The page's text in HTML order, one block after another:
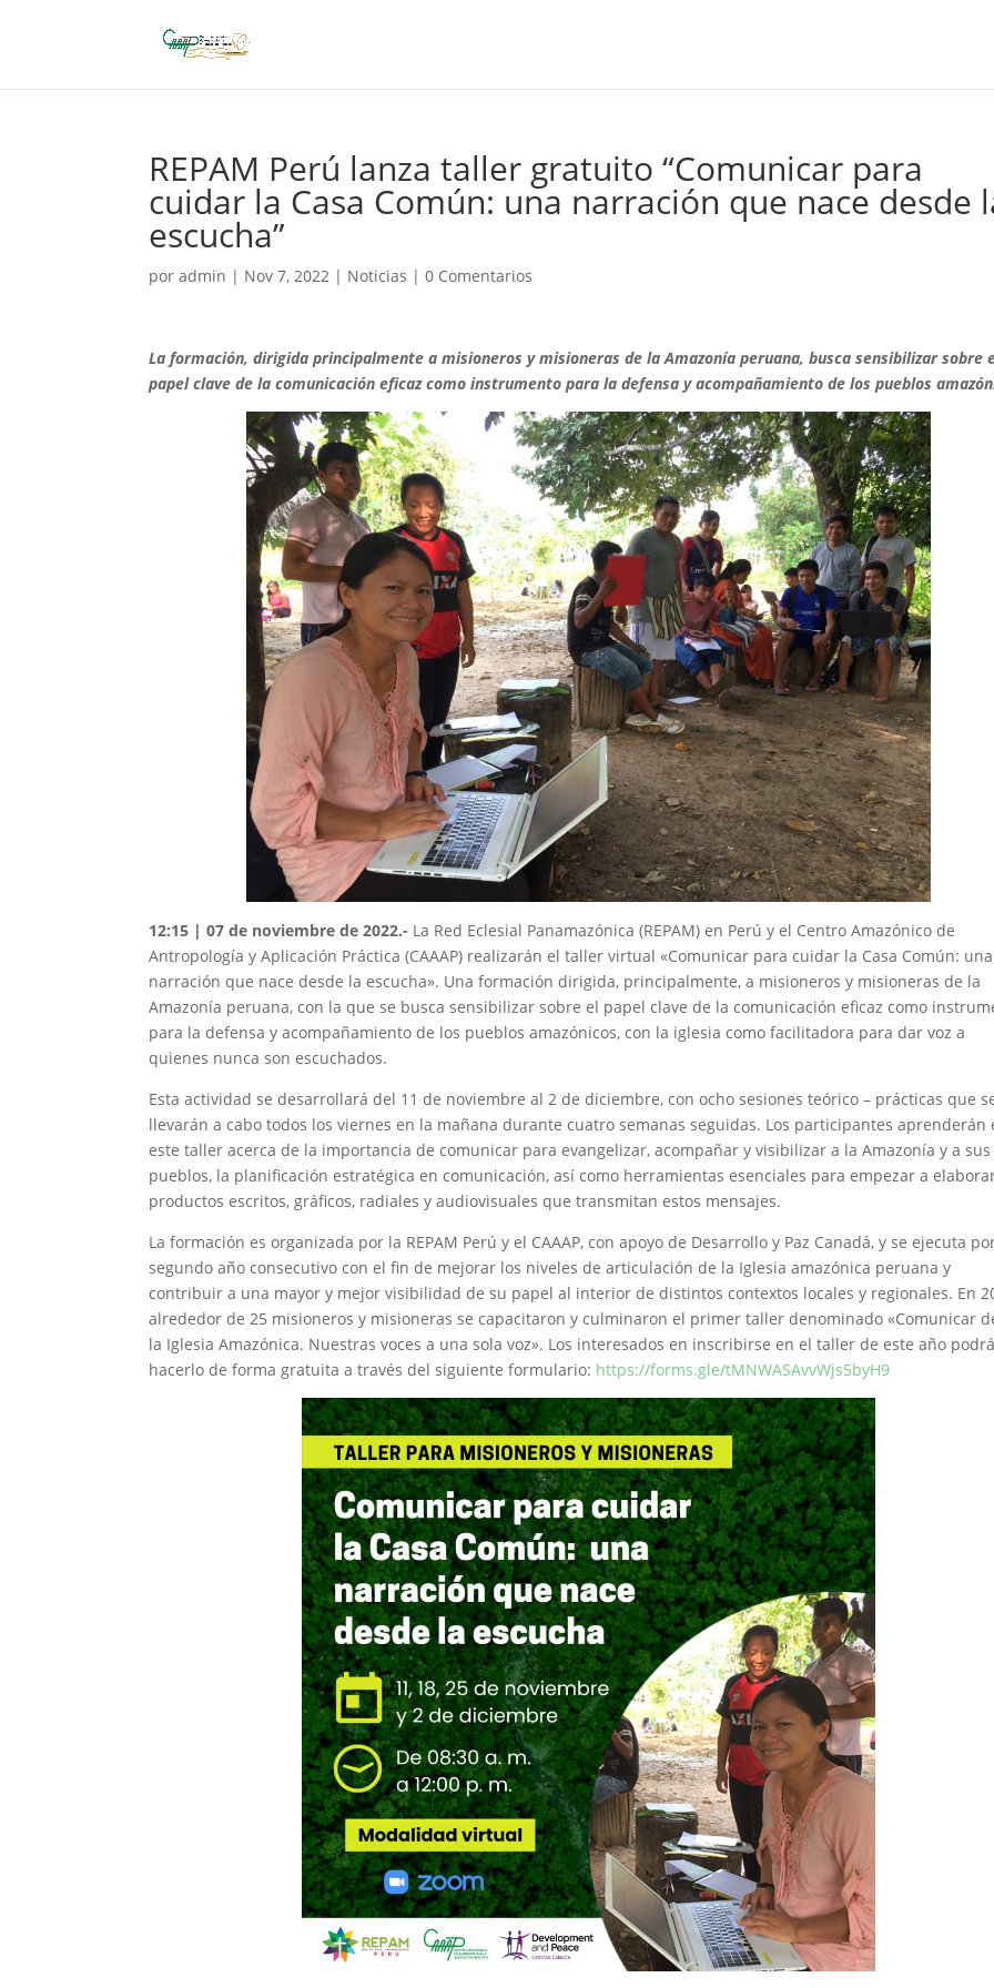
REPAM Perú lanza taller gratuito “Comunicar para
cuidar la Casa Común: una narración que nace desde
escucha”
poradmin | Nov 7, 2022 | Noticias |0 Comentarios
La formación, dirigida principalmente a misioneros y misioneras de la Amazonía peruana,busca sensibilizar sobre
papel clave de la comunicación eficaz como instrumento para la defensa y acompañamiento de los pueblos
12:15 | 07 de noviembre de 2022.- La Red Eclesial Panamazónica (REPAM) en Perú y el Centro Amazónico de
Antropología y Aplicación Práctica (CAAAP) realizarán el taller virtual «Comunicar para cuidar la Casa Común: una
narración que nace desde la escucha». Una formación dirigida, principalmente, a misioneros y misioneras de la
Amazonía peruana, con la que se busca sensibilizar sobre el papel clave de la comunicación eficaz como
para la defensa y acompañamiento de los pueblos amazónicos, con la iglesia como facilitadora para dar voz a
quienes nunca son escuchados.
Esta actividad se desarrollará del 11 de noviembre al 2 de diciembre, con ocho sesiones teórico – prácticas que
llevarán a cabo todos los viernes en la mañana durante cuatro semanas seguidas. Los participantes aprenderán
este taller acerca de la importancia de comunicar para evangelizar, acompañar y visibilizar a la Amazonía y a sus
pueblos, la planificación estratégica en comunicación, así como herramientas esenciales para empezar a
productos escritos, gráficos, radiales y audiovisuales que transmitan estos mensajes.
La formación es organizada por la REPAM Perú y el CAAAP, con apoyo de Desarrollo y Paz Canadá, y se ejecuta
segundo año consecutivo con el fin de mejorar los niveles de articulación de la Iglesia amazónica peruana y
contribuir a una mayor y mejor visibilidad de su papel al interior de distintos contextos locales y regionales. En
alrededor de 25 misioneros y misioneras se capacitaron y culminaron el primer taller denominado «Comunicar
la Iglesia Amazónica. Nuestras voces a una sola voz». Los interesados en inscribirse en el taller de este año
hacerlo de forma gratuita a través del siguiente formulario: https://forms.gle/tMNWASAvvWjs5byH9